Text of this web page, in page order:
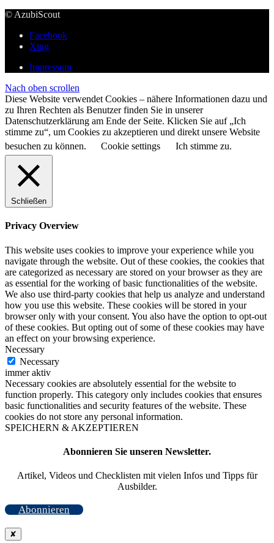
© AzubiScout
Facebook
Xing
Impressum
Nach oben scrollen
Diese Website verwendet Cookies – nähere Informationen dazu und
zu Ihren Rechten als Benutzer finden Sie in unserer
Datenschutzerklärung am Ende der Seite. Klicken Sie auf „Ich
stimme zu“, um Cookies zu akzeptieren und direkt unsere Website
besuchen zu können.
Cookie settings Ich stimme zu.
Schließen
Privacy Overview
This website uses cookies to improve your experience while you
navigate through the website. Out of these cookies, the cookies that
are categorized as necessary are stored on your browser as they are
as essential for the working of basic functionalities of the website.
We also use third-party cookies that help us analyze and understand
how you use this website. These cookies will be stored in your
browser only with your consent. You also have the option to opt-out
of these cookies. But opting out of some of these cookies may have
an effect on your browsing experience.
Necessary
Necessary
immer aktiv
Necessary cookies are absolutely essential for the website to
function properly. This category only includes cookies that ensures
basic functionalities and security features of the website. These
cookies do not store any personal information.
SPEICHERN & AKZEPTIEREN
Abonnieren Sie unseren Newsletter.
Artikel, Videos und Checklisten mit vielen Infos und Tipps für
Ausbilder.
Abonnieren
✘